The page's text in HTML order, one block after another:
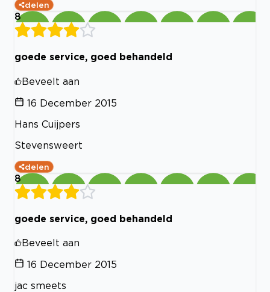
delen
8
goede service, goed behandeld
Beveelt aan
16 December 2015
Hans Cuijpers
Stevensweert
delen
8
goede service, goed behandeld
Beveelt aan
16 December 2015
jac smeets